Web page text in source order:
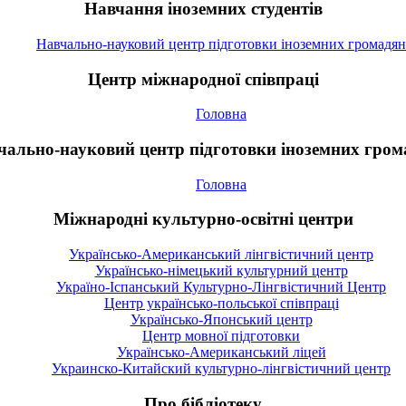
Навчання іноземних студентів
Навчально-науковий центр підготовки іноземних громадян
Центр міжнародної співпраці
Головна
науковий центр підготовки іноземних
Головна
Міжнародні культурно-освітні центри
Українсько-Американський лінгвістичний центр
Українсько-німецький культурний центр
Україно-Іспанський Культурно-Лінгвістичний Центр
Центр українсько-польської співпраці
Українсько-Японський центр
Центр мовної підготовки
Українсько-Американський ліцей
Украинско-Китайский культурно-лінгвістичний центр